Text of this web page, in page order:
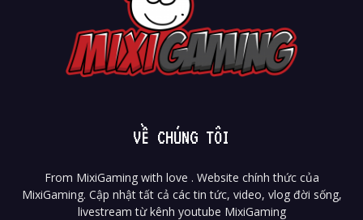
VỀ CHÚNG TÔI
From MixiGaming with love . Website chính thức của
MixiGaming. Cập nhật tất cả các tin tức, video, vlog đời sống,
livestream từ kênh youtube MixiGaming